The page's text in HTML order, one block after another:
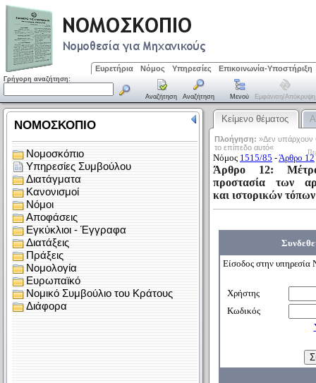
Ευρετήρια Νόμος Υπηρεσίες Επικοινωνία-Υποστήριξη
Γρήγορη αναζήτηση:
Αναζήτηση Αναζήτηση Μενού Εμφάνιση/απόκρυψη
Κείμενο θέματος